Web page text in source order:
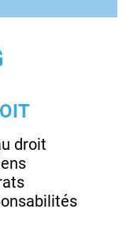
droit